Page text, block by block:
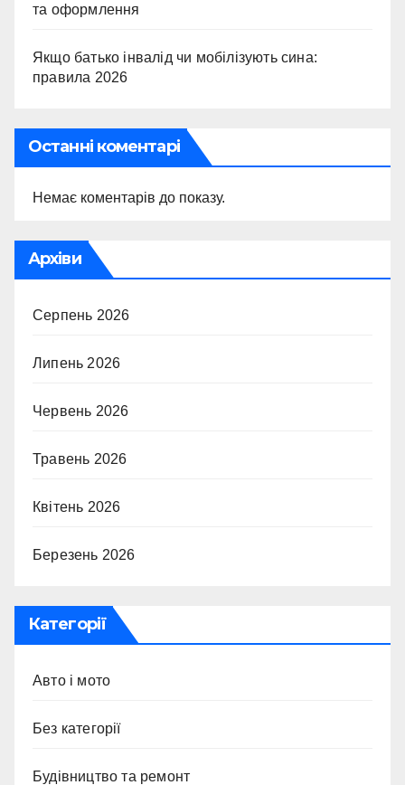
та оформлення
Якщо батько інвалід чи мобілізують сина:
правила 2026
Останні коментарі
Немає коментарів до показу.
Архіви
Серпень 2026
Липень 2026
Червень 2026
Травень 2026
Квітень 2026
Березень 2026
Категорії
Авто і мото
Без категорії
Будівництво та ремонт